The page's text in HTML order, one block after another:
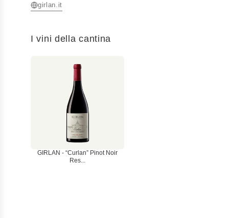
girlan.it
I vini della cantina
GIRLAN - “Curlan” Pinot Noir
Res...